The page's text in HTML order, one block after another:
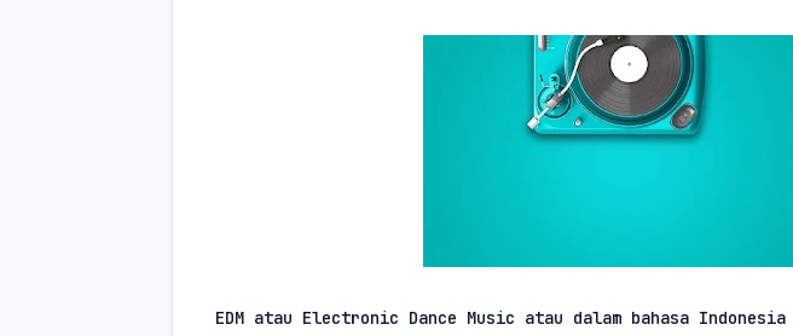
EDM atau Electronic Dance Music atau dalam bahasa Indonesia